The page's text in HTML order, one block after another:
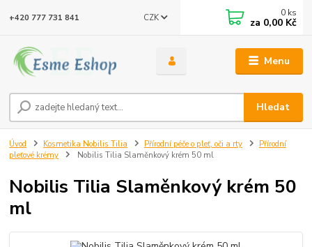
Menu
CZK
Hledat
+420 777 731 841 0 ks
za 0,00 Kč
Úvod Kosmetika Nobilis Tilia Přírodní péče o pleť, oči a rty
Přírodní
pleťové krémy
Nobilis Tilia Slaměnkový krém 50 ml
Nobilis Tilia Slaměnkový krém 50
ml